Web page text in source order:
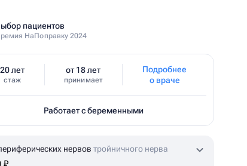
пациентов
НаПоправку 2024
20 лет
стаж
от 18 лет
принимает
Подробнее
о враче
Работает с беременными
нервов тройничного нерва